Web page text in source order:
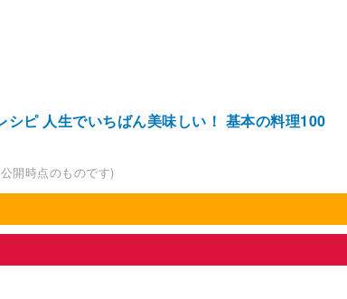
シピ 人生でいちばん美味しい！ 基本の料理100
開時点のものです)